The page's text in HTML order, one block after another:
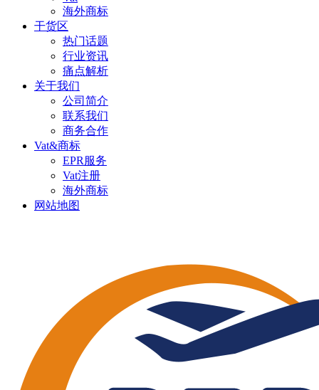
海外商标
干货区
热门话题
行业资讯
痛点解析
关于我们
公司简介
联系我们
商务合作
Vat&商标
EPR服务
Vat注册
海外商标
网站地图